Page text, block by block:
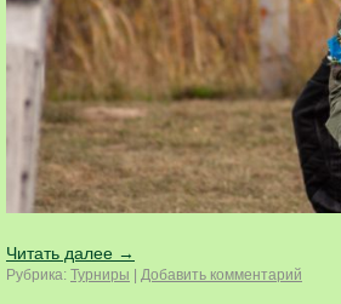
Читать далее →
Рубрика: Турниры Добавить комментарий